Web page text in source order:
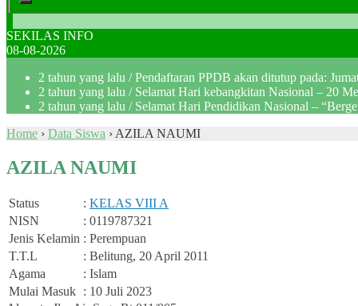
SEKILAS INFO
08-08-2026
2 tahun yang lalu / Pendaftaran PPDB akan ditutup pada:
2 tahun yang lalu / Selamat Hari kebangkitan Nasional – 20
2 tahun yang lalu / Selamat Hari Pendidikan Nasional –
Home › Data Siswa › AZILA NAUMI
AZILA NAUMI
Status : KELAS VIII A
NISN
: 0119787321
Jenis Kelamin : Perempuan
T.T.L
: Belitung, 20 April 2011
Agama
: Islam
Mulai Masuk : 10 Juli 2023